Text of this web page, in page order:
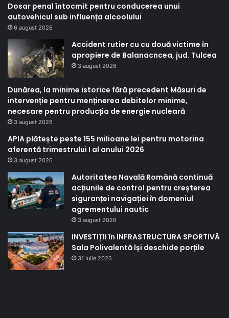
Dosar penal întocmit pentru conducerea unui
autovehicul sub influența alcoolului
6 august 2026
Accident rutier cu cu două victime în
apropiere de Balanacncea, jud. Tulcea
3 august 2026
Dunărea, la minime istorice fără precedent Măsuri de
intervenție pentru menținerea debitelor minime,
necesare pentru producția de energie nucleară
3 august 2026
APIA plătește peste 155 milioane lei pentru motorina
aferentă trimestrului I al anului 2026
3 august 2026
Autoritatea Navală Română continuă
acțiunile de control pentru creșterea
siguranței navigației în domeniul
agrementului nautic
3 august 2026
INVESTIȚII în INFRASTRUCTURA SPORTIVĂ
Sala Polivalentă își deschide porțile
31 iulie 2026